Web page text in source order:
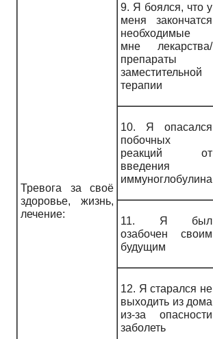
Тревога за своё
здоровье, жизнь,
лечение:
9. Я боялся, что у
меня закончатся
необходимые
мне лекарства/
препараты
заместительной
терапии
10. Я опасался
побочных
реакций от
введения
иммуноглобулина
11. Я был
озабочен своим
будущим
12. Я старался не
выходить из дома
из-за опасности
заболеть